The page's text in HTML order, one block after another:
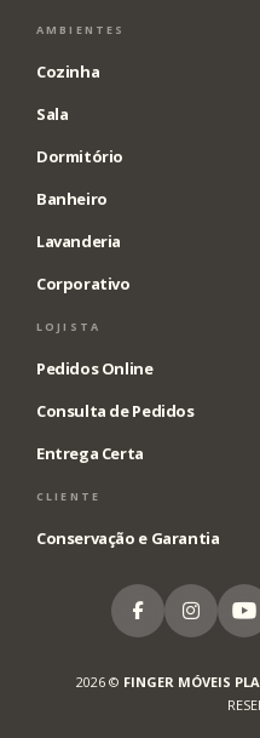
AMBIENTES
Cozinha
Sala
Dormitório
Banheiro
Lavanderia
Corporativo
LOJISTA
Pedidos Online
Consulta de Pedidos
Entrega Certa
CLIENTE
Conservação e Garantia
Facebook
2026 © FINGER MÓVEIS